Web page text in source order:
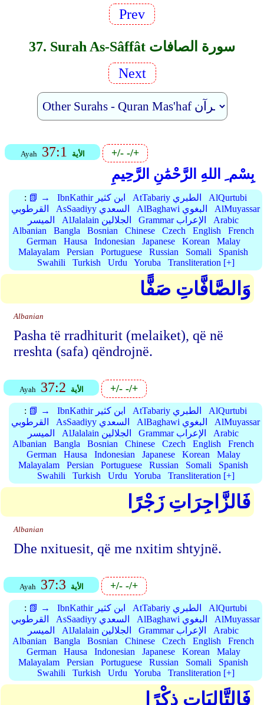
Prev
37. Surah As-Sâffât سورة الصافات
Next
Ayah 37:1 الأية +/--/+
بِسْم ِ اللهِ الرَّحْمَٰنِ الرَّحِيمِ
: 📗 → IbnKathir ابن كثير AtTabariy الطبري
AlQurtubi
القرطوبي
AsSaadiyy السعدي AlBaghawi البغوي
AlMuyassar
الميسر
AlJalalain الجلالين Grammar الإعراب
Arabic
Albanian
Bangla Bosnian Chinese Czech English
French
German
Hausa Indonesian Japanese Korean
Malay
Malayalam
Persian Portuguese Russian Somali
Spanish
Swahili
Turkish Urdu Yoruba Transliteration [+]
وَالصَّافَّاتِ صَفًّا
Albanian
Pasha të rradhiturit (melaiket), që në
rreshta (safa) qëndrojnë.
Ayah 37:2 الأية +/--/+
: 📗 → IbnKathir ابن كثير AtTabariy الطبري
AlQurtubi
القرطوبي
AsSaadiyy السعدي AlBaghawi البغوي
AlMuyassar
الميسر
AlJalalain الجلالين Grammar الإعراب
Arabic
Albanian
Bangla Bosnian Chinese Czech English
French
German
Hausa Indonesian Japanese Korean
Malay
Malayalam
Persian Portuguese Russian Somali
Spanish
Swahili
Turkish Urdu Yoruba Transliteration [+]
فَالزَّاجِرَاتِ زَجْرًا
Albanian
Dhe nxituesit, që me nxitim shtyjnë.
Ayah 37:3 الأية +/--/+
: 📗 → IbnKathir ابن كثير AtTabariy الطبري
AlQurtubi
القرطوبي
AsSaadiyy السعدي AlBaghawi البغوي
AlMuyassar
الميسر
AlJalalain الجلالين Grammar الإعراب
Arabic
Albanian
Bangla Bosnian Chinese Czech English
French
German
Hausa Indonesian Japanese Korean
Malay
Malayalam
Persian Portuguese Russian Somali
Spanish
Swahili
Turkish Urdu Yoruba Transliteration [+]
فَالتَّالِيَاتِ ذِكْرًا